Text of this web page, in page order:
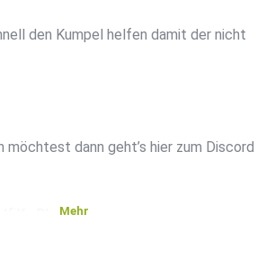
den Kumpel helfen damit der nicht
möchtest dann geht’s hier zum Discord
fjKwDhunEf
Mehr